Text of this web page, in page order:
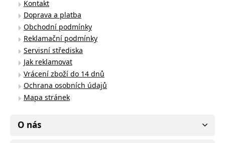
Kontakt
Doprava a platba
Obchodní podmínky
Reklamační podmínky
Servisní střediska
Jak reklamovat
Vrácení zboží do 14 dnů
Ochrana osobních údajů
Mapa stránek
O nás